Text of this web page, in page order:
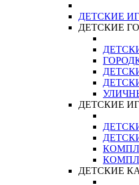
ДЕТСКИЕ
ДЕТСКИЕ
ДЕТСКИЕ
ДЕТСКИЕ